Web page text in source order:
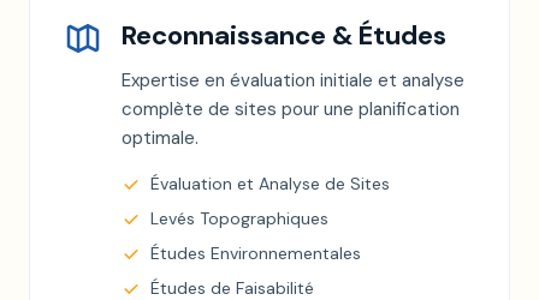
Reconnaissance & Études
Expertise en évaluation initiale et analyse
complète de sites pour une planification
optimale.
Évaluation et Analyse de Sites
Levés Topographiques
Études Environnementales
Études de Faisabilité